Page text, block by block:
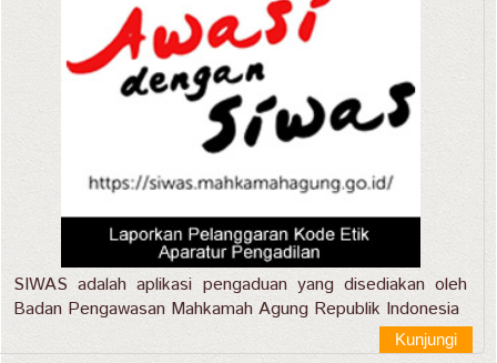
SIWAS adalah aplikasi pengaduan yang disediakan oleh
Badan Pengawasan Mahkamah Agung Republik Indonesia
Kunjungi